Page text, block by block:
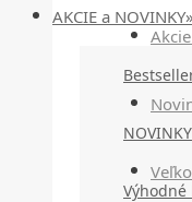
AKCIE a NOVINKY»
NOVINKY
Výhodné